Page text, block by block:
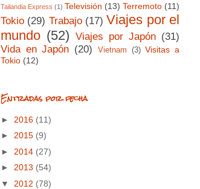
Tailandia Express (1) Televisión (13) Terremoto (11)
Tokio (29) Trabajo (17) Viajes por el
mundo (52) Viajes por Japón (31)
Vida en Japón (20) Vietnam (3) Visitas a
Tokio (12)
Entradas por fecha
► 2016 (11)
► 2015 (9)
► 2014 (27)
► 2013 (54)
▼ 2012 (78)